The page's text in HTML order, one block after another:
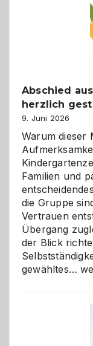
Abschied
herzlich
9. Juni 2026
Warum dieser
Familien und
die Gruppe
Vertrauen
Übergang
der Blick
gewähltes…